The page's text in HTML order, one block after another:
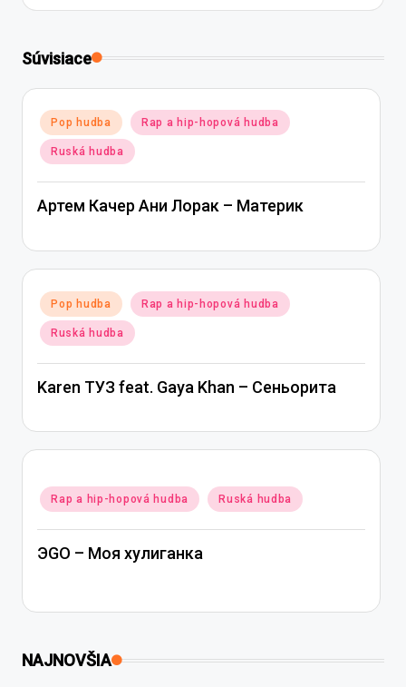
Súvisiace
Posted
in
Pop hudba Rap a hip-hopová hudba
Ruská hudba
Артем Качер Ани Лорак – Материк
Posted
in
Pop hudba Rap a hip-hopová hudba
Ruská hudba
Karen ТУЗ feat. Gaya Khan – Сеньорита
Posted
in
Rap a hip-hopová hudba Ruská hudba
ЭGO – Моя хулиганка
NAJNOVŠIA